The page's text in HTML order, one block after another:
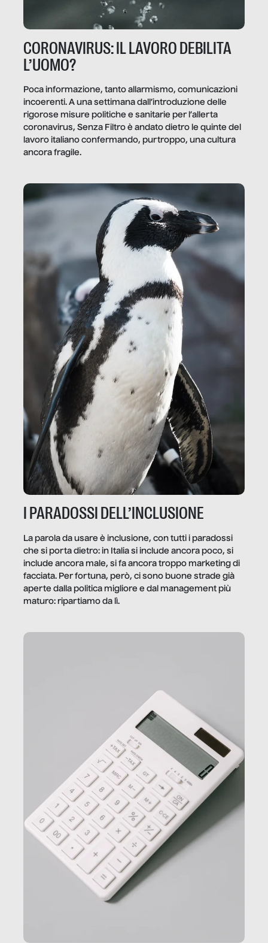
CORONAVIRUS: IL LAVORO DEBILITA
L’UOMO?
Poca informazione, tanto allarmismo, comunicazioni
incoerenti. A una settimana dall’introduzione delle
rigorose misure politiche e sanitarie per l’allerta
coronavirus, Senza Filtro è andato dietro le quinte del
lavoro italiano confermando, purtroppo, una cultura
ancora fragile.
I PARADOSSI DELL’INCLUSIONE
La parola da usare è inclusione, con tutti i paradossi
che si porta dietro: in Italia si include ancora poco, si
include ancora male, si fa ancora troppo marketing di
facciata. Per fortuna, però, ci sono buone strade già
aperte dalla politica migliore e dal management più
maturo: ripartiamo da lì.